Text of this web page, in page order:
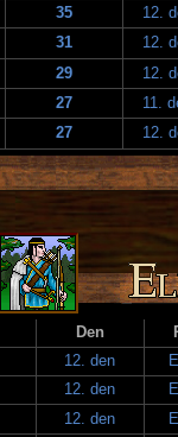
35
12.
31
12.
29
12.
27
11.
27 12.
Den
12. den
12. den
12. den